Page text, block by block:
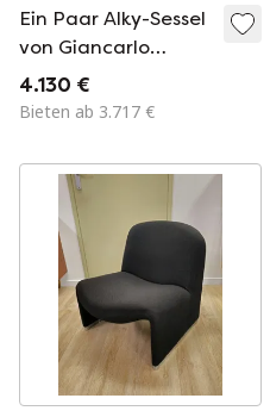
Ein Paar Alky-Sessel
von Giancarlo
Piretti für Artifort,
Italien 1970
4.130 €
Bieten ab 3.717 €